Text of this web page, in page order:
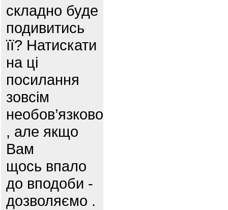
складно буде
подивитись
її? Натискати
на ці
посилання
зовсім
необов’язково
, але якщо
Вам
щось впало
до вподоби -
дозволяємо .